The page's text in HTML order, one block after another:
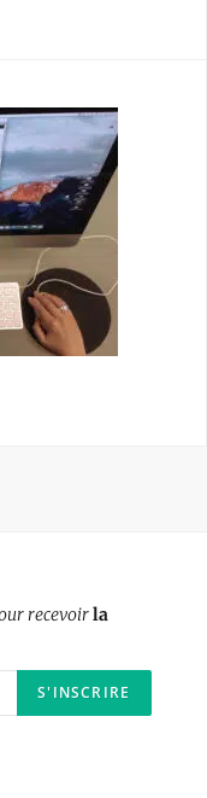
recevoirla